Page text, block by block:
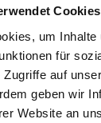
Cookies
um Inhalte
für
auf
geben wir
Website an